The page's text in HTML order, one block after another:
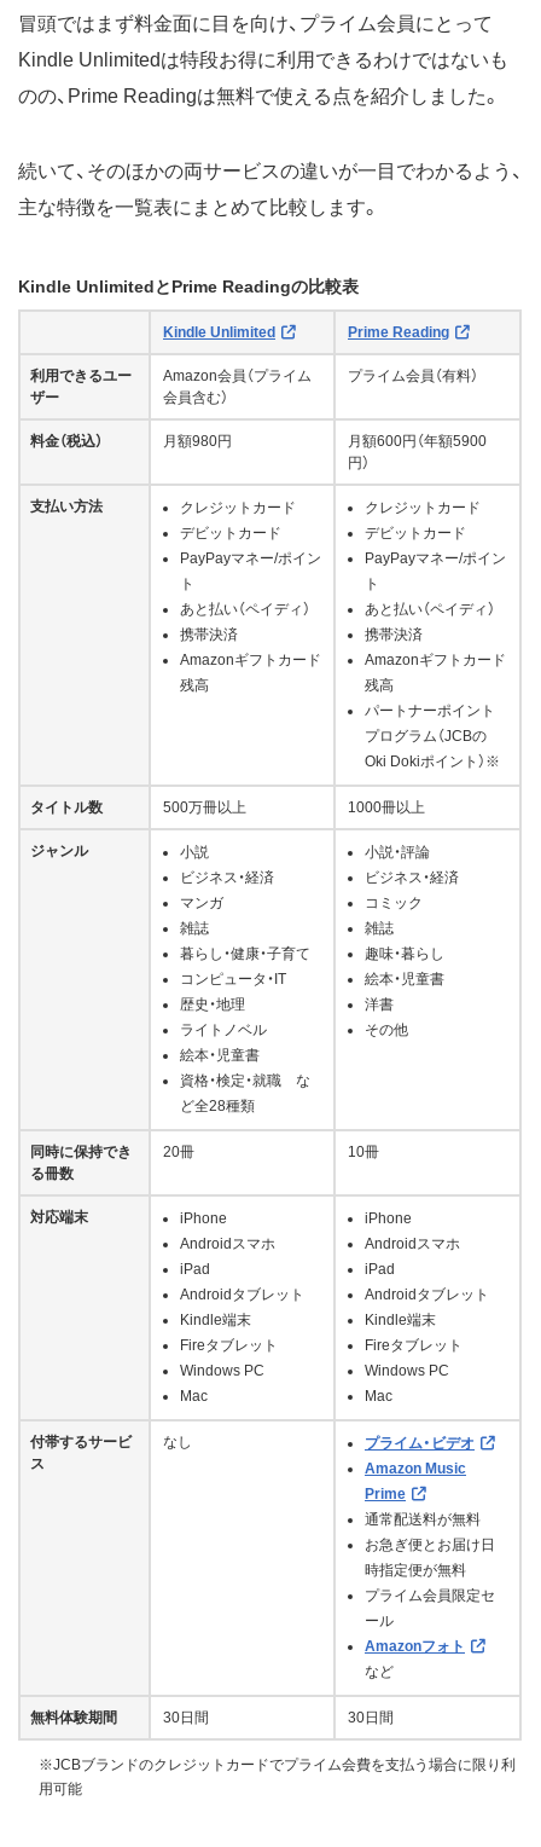
冒頭ではまず料金面に目を向け、プライム会員にとって
Kindle Unlimitedは特段お得に利用できるわけではないも
のの、Prime Readingは無料で使える点を紹介しました。
続いて、そのほかの両サービスの違いが一目でわかるよう、
主な特徴を一覧表にまとめて比較します。
Kindle UnlimitedとPrime Readingの比較表
Kindle Unlimited Prime Reading
利用できるユー
ザー
Amazon会員（プライム
会員含む）
プライム会員（有料）
料金（税込） 月額980円
月額600円（年額5900
円）
支払い方法
クレジットカード
デビットカード
PayPayマネー/ポイン
ト
あと払い（ペイディ）
携帯決済
Amazonギフトカード
残高
クレジットカード
デビットカード
PayPayマネー/ポイン
ト
あと払い（ペイディ）
携帯決済
Amazonギフトカード
残高
パートナーポイント
プログラム（JCBの
Oki Dokiポイント）※
タイトル数 500万冊以上 1000冊以上
ジャンル
小説
ビジネス・経済
マンガ
雑誌
暮らし・健康・子育て
コンピュータ・IT
歴史・地理
ライトノベル
絵本・児童書
資格・検定・就職 な
ど全28種類
小説・評論
ビジネス・経済
コミック
雑誌
趣味・暮らし
絵本・児童書
洋書
その他
同時に保持でき
る冊数
20冊 10冊
対応端末
iPhone
Androidスマホ
iPad
Androidタブレット
Kindle端末
Fireタブレット
Windows PC
Mac
iPhone
Androidスマホ
iPad
Androidタブレット
Kindle端末
Fireタブレット
Windows PC
Mac
付帯するサービ
ス
なし
プライム・ビデオ
Amazon Music
Prime
通常配送料が無料
お急ぎ便とお届け日
時指定便が無料
プライム会員限定セ
ール
Amazonフォト
など
無料体験期間 30日間 30日間
※JCBブランドのクレジットカードでプライム会費を支払う場合に限り利
用可能